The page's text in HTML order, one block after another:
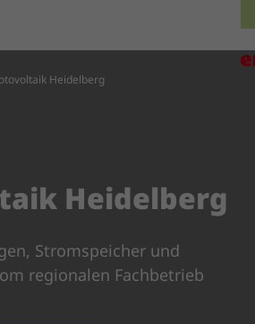
Heidelberg
Heidelberg
Stromspeicher und
regionalen Fachbetrieb